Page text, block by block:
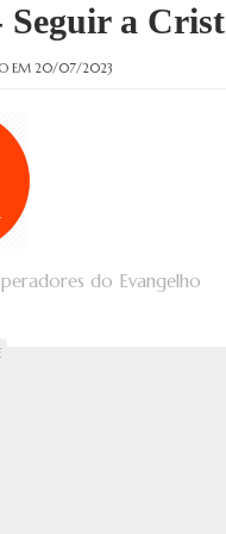
a
EM 20/07/2023
do Evangelho